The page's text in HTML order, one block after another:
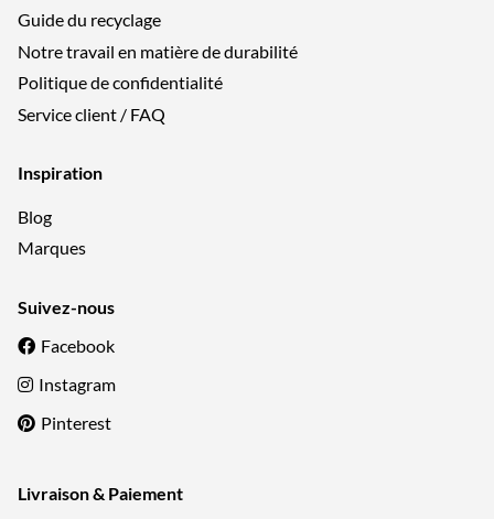
Guide du recyclage
Notre travail en matière de durabilité
Politique de confidentialité
Service client / FAQ
Inspiration
Blog
Marques
Suivez-nous
Facebook
Instagram
Pinterest
Livraison & Paiement